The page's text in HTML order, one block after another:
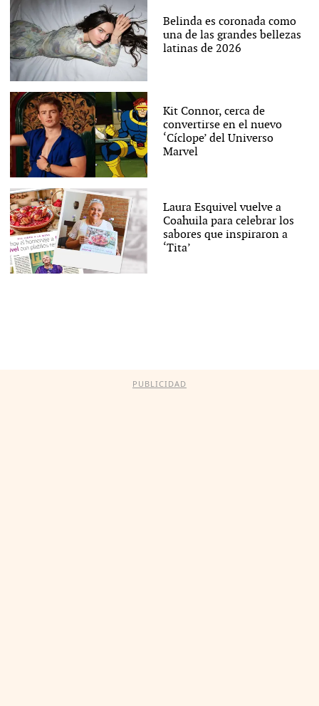
Belinda es coronada como
una de las grandes bellezas
latinas de 2026
Kit Connor, cerca de
convertirse en el nuevo
‘Cíclope’ del Universo
Marvel
Laura Esquivel vuelve a
Coahuila para celebrar los
sabores que inspiraron a
‘Tita’
PUBLICIDAD